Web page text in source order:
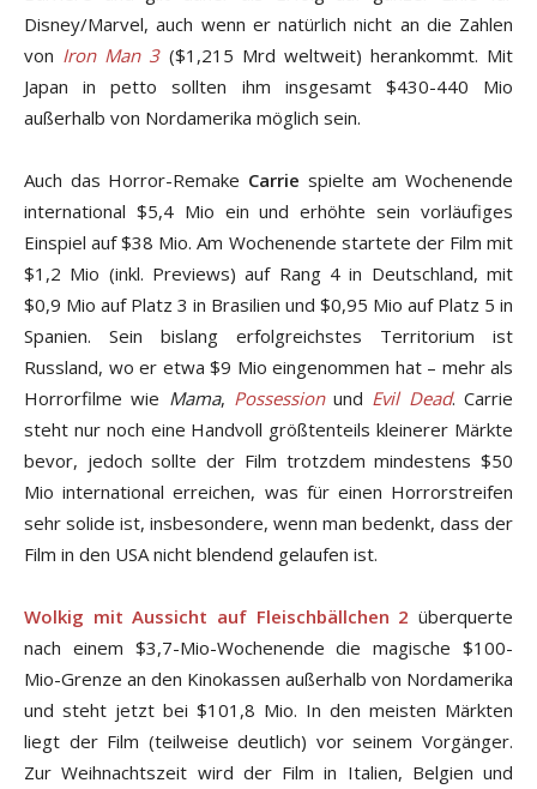
Disney/Marvel, auch wenn er natürlich nicht an die Zahlen
von Iron Man 3($1,215 Mrd weltweit) herankommt. Mit
Japan in petto sollten ihm insgesamt $430-440 Mio
außerhalb von Nordamerika möglich sein.
Auch das Horror-Remake Carrie spielte am Wochenende
international $5,4 Mio ein und erhöhte sein vorläufiges
Einspiel auf $38 Mio. Am Wochenende startete der Film mit
$1,2 Mio (inkl. Previews) auf Rang 4 in Deutschland, mit
$0,9 Mio auf Platz 3 in Brasilien und $0,95 Mio auf Platz 5 in
Spanien. Sein bislang erfolgreichstes Territorium ist
Russland, wo er etwa $9 Mio eingenommen hat – mehr als
Horrorfilme wie Mama, Possessionund Evil Dead. Carrie
steht nur noch eine Handvoll größtenteils kleinerer Märkte
bevor, jedoch sollte der Film trotzdem mindestens $50
Mio international erreichen, was für einen Horrorstreifen
sehr solide ist, insbesondere, wenn man bedenkt, dass der
Film in den USA nicht blendend gelaufen ist.
Wolkig mit Aussicht auf Fleischbällchen 2 überquerte
nach einem $3,7-Mio-Wochenende die magische $100-
Mio-Grenze an den Kinokassen außerhalb von Nordamerika
und steht jetzt bei $101,8 Mio. In den meisten Märkten
liegt der Film (teilweise deutlich) vor seinem Vorgänger.
Zur Weihnachtszeit wird der Film in Italien, Belgien und